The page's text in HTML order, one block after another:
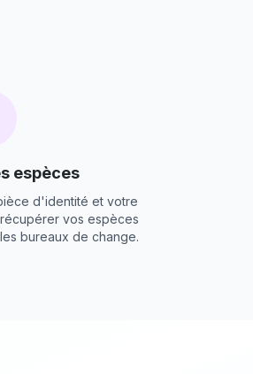
espèces
d'identité et votre
vos espèces
bureaux de change.